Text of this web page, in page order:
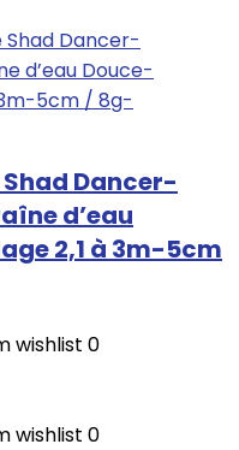
Shad Dancer-
d’eau
2,1 à 3m-5cm
wishlist 0
wishlist 0